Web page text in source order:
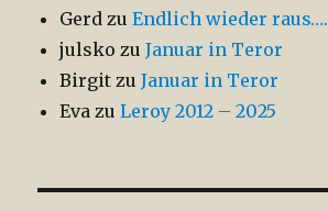
Gerd zuEndlich wieder raus….
julsko zuJanuar in Teror
Birgit zuJanuar in Teror
Eva zuLeroy 2012 – 2025